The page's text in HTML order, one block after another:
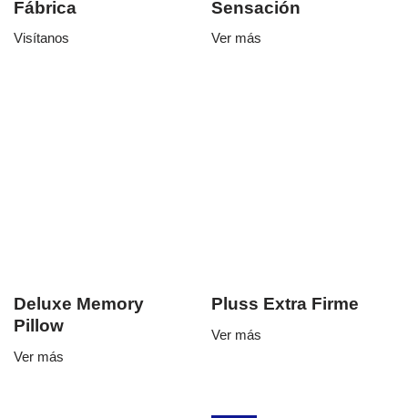
Fábrica
Visítanos
Sensación
Ver más
Deluxe Memory
Pillow
Ver más
Pluss Extra Firme
Ver más